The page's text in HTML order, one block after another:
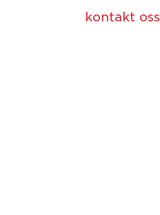
kontakt oss